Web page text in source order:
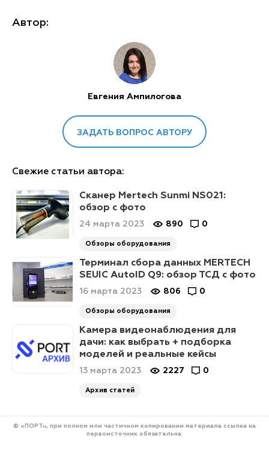
Автор:
Евгения Ампилогова
ЗАДАТЬ ВОПРОС АВТОРУ
Свежие статьи автора:
Сканер Mertech Sunmi NS021:
обзор с фото
24 марта 2023 890 0
Обзоры оборудования
Терминал сбора данных MERTECH
SEUIC AutoID Q9: обзор ТСД с фото
16 марта 2023 806 0
Обзоры оборудования
Камера видеонаблюдения для
дачи: как выбрать + подборка
моделей и реальные кейсы
13 марта 2023 2227 0
Архив статей
© «ПОРТ», при полном или частичном копировании материала ссылка на
первоисточник обязательна.